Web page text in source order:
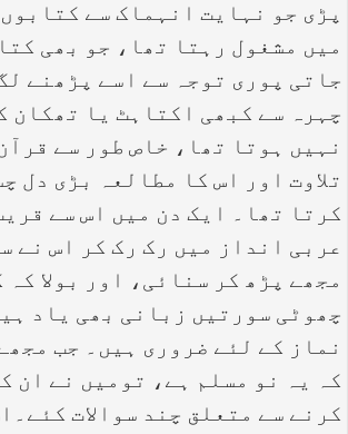
پڑی جو نہایت انہماک سے
میں مشغول رہتا تھا، جو بھی
جاتی پوری توجہ سے اسے پڑھنے
چہرہ سے کبھی اکتاہٹ یا تھکان
نہیں ہوتا تھا، خاص طور سے
تلاوت اور اس کا مطالعہ بڑی دل
کرتا تھا۔ ایک دن میں اس سے
عربی انداز میں رک رک کر اس نے
مجھے پڑھ کر سنائی، اور بولا
چھوٹی سورتیں زبانی بھی یاد
نماز کے لئے ضروری ہیں۔ جب
کہ یہ نو مسلم ہے، تومیں نے ان
کرنے سے متعلق چند سوالات